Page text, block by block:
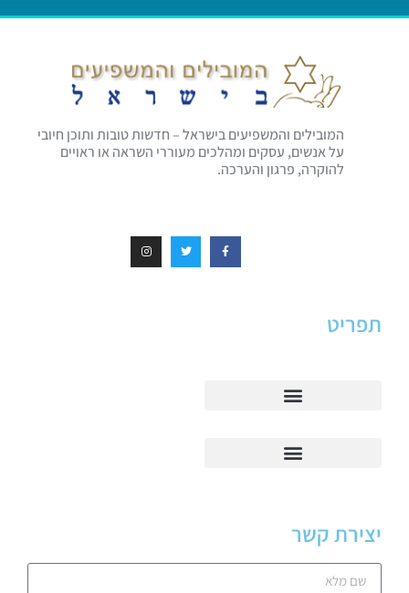
המובילים והמשפיעים בישראל – חדשות טובות ותוכן חיובי
על אנשים, עסקים ומהלכים מעוררי השראה או ראויים
להוקרה, פרגון והערכה.
תפריט
יצירת קשר